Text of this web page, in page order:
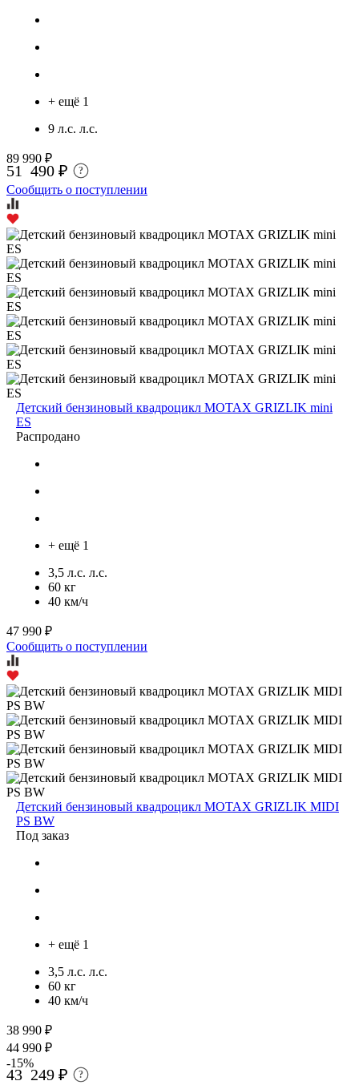
+ ещё 1
9 л.с. л.с.
89 990 ₽
51 490 ₽ ?
Сообщить о поступлении
Детский бензиновый квадроцикл MOTAX GRIZLIK mini
ES
Распродано
+ ещё 1
3,5 л.с. л.с.
60 кг
40 км/ч
47 990 ₽
Сообщить о поступлении
Детский бензиновый квадроцикл MOTAX GRIZLIK MIDI
PS BW
Под заказ
+ ещё 1
3,5 л.с. л.с.
60 кг
40 км/ч
38 990 ₽
44 990 ₽
-15%
43 249 ₽ ?